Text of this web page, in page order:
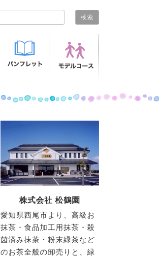
株式会社 松鶴園
愛知県西尾市より、高級お
抹茶・食品加工用抹茶・殺
菌済み抹茶・粉末緑茶など
のお茶全般の卸売りと、緑